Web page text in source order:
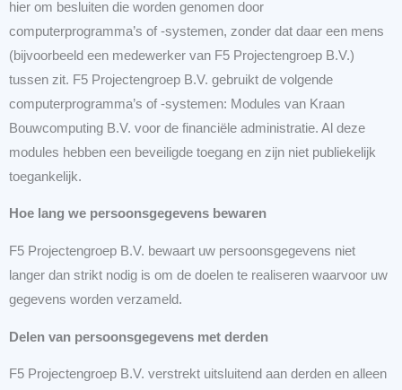
hier om besluiten die worden genomen door
computerprogramma’s of -systemen, zonder dat daar een mens
(bijvoorbeeld een medewerker van F5 Projectengroep B.V.)
tussen zit. F5 Projectengroep B.V. gebruikt de volgende
computerprogramma’s of -systemen: Modules van Kraan
Bouwcomputing B.V. voor de financiële administratie. Al deze
modules hebben een beveiligde toegang en zijn niet publiekelijk
toegankelijk.
Hoe lang we persoonsgegevens bewaren
F5 Projectengroep B.V. bewaart uw persoonsgegevens niet
langer dan strikt nodig is om de doelen te realiseren waarvoor uw
gegevens worden verzameld.
Delen van persoonsgegevens met derden
F5 Projectengroep B.V. verstrekt uitsluitend aan derden en alleen